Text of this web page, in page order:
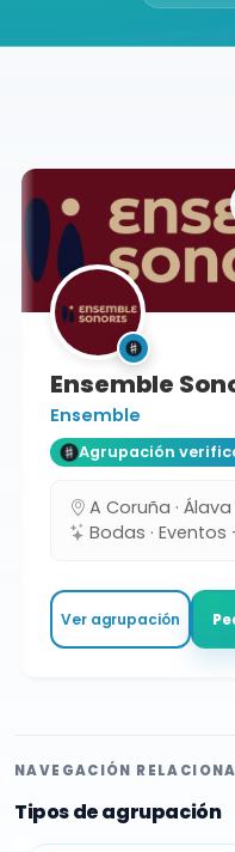
Buscador de músicos
Ensemble
Ensemble
Agrupación
A Coruña · Álava
Bodas · Eventos
Ver agrupación
NAVEGACIÓN
Tipos de agrupación